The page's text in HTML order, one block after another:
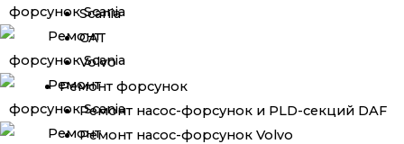
Scania
CAT
Volvo
Ремонт форсунок
Ремонт насос-форсунок и PLD-секций DAF
Ремонт насос-форсунок Volvo